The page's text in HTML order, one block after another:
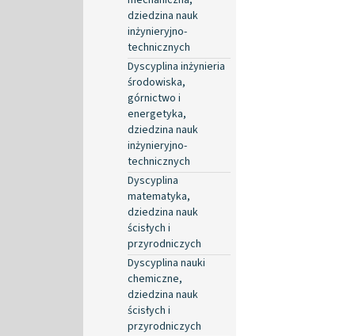
dziedzina nauk
inżynieryjno-
technicznych
Dyscyplina inżynieria
środowiska,
górnictwo i
energetyka,
dziedzina nauk
inżynieryjno-
technicznych
Dyscyplina
matematyka,
dziedzina nauk
ścisłych i
przyrodniczych
Dyscyplina nauki
chemiczne,
dziedzina nauk
ścisłych i
przyrodniczych